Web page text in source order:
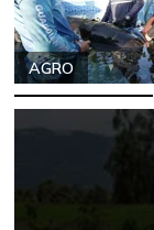
AGRO